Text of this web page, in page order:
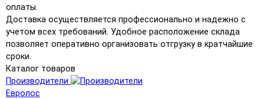
оплаты.
Доставка осуществляется профессионально и надежно с
учетом всех требований. Удобное расположение склада
позволяет оперативно организовать отгрузку в кратчайшие
сроки.
Каталог товаров
Производители
Евролос